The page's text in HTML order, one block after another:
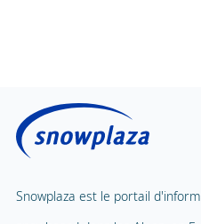
Snowplaza est le portail